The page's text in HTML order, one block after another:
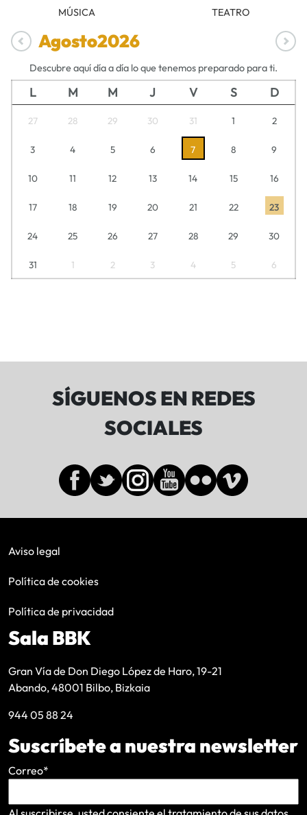
MÚSICA TEATRO
Agosto2026
Descubre aquí día a día lo que tenemos preparado para ti.
L M M J V S D
27 28 29 30 31 1 2
3 4 5 6 7 8 9
10 11 12 13 14 15 16
17 18 19 20 21 22 23
24 25 26 27 28 29 30
31 1 2 3 4 5 6
SÍGUENOS EN REDES
SOCIALES
Aviso legal
Política de cookies
Política de privacidad
Sala BBK
Gran Vía de Don Diego López de Haro, 19-21
Abando, 48001 Bilbo, Bizkaia
944 05 88 24
Suscríbete a nuestra newsletter
Correo*